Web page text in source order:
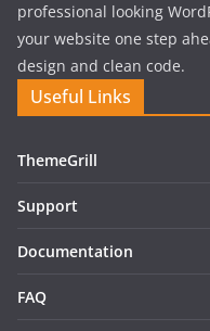
professional looking
your website one step
design and clean code.
Useful Links
ThemeGrill
Support
Documentation
FAQ